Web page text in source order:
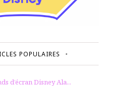
POPULAIRES
d’écran Disney Ala...